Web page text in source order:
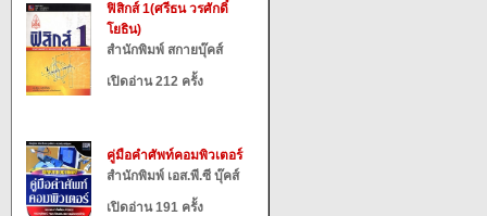
ฟิสิกส์ 1(ศรีธน วรศักดิ์
โยธิน)
สำนักพิมพ์ สกายบุ๊คส์
เปิดอ่าน 212 ครั้ง
คู่มือคำศัพท์คอมพิวเตอร์
สำนักพิมพ์ เอส.พี.ซี บุ๊คส์
เปิดอ่าน 191 ครั้ง